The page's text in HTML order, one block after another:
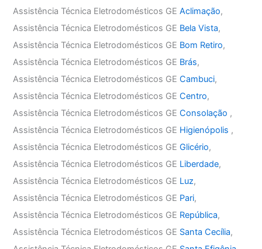
Assistência Técnica Eletrodomésticos GEAclimação,
Assistência Técnica Eletrodomésticos GE Bela Vista,
Assistência Técnica Eletrodomésticos GE Bom Retiro,
Assistência Técnica Eletrodomésticos GE Brás,
Assistência Técnica Eletrodomésticos GECambuci,
Assistência Técnica Eletrodomésticos GECentro,
Assistência Técnica Eletrodomésticos GEConsolação ,
Assistência Técnica Eletrodomésticos GE Higienópolis ,
Assistência Técnica Eletrodomésticos GEGlicério,
Assistência Técnica Eletrodomésticos GE Liberdade,
Assistência Técnica Eletrodomésticos GE Luz,
Assistência Técnica Eletrodomésticos GE Pari,
Assistência Técnica Eletrodomésticos GE República,
Assistência Técnica Eletrodomésticos GE Santa Cecília,